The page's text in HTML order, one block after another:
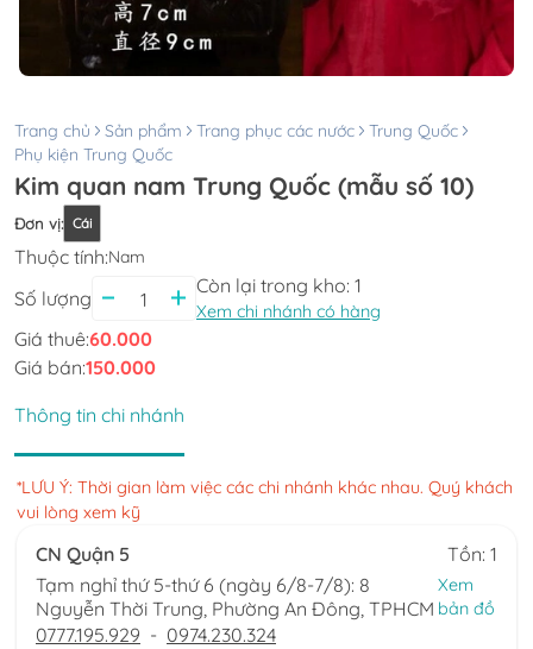
Trang chủ Sản phẩm Trang phục các nước
Trung Quốc
Phụ kiện Trung Quốc
Kim quan nam Trung Quốc (mẫu số 10)
Đơn vị: Cái
Thuộc tính:Nam
Số lượng
Còn lại trong kho: 1
Xem chi nhánh có hàng
Giá thuê:60.000
Giá bán:150.000
Thông tin chi nhánh
*LƯU Ý: Thời gian làm việc các chi nhánh khác nhau. Quý khách
vui lòng xem kỹ
CN Quận 5
Tồn: 1
Tạm nghỉ thứ 5-thứ 6 (ngày 6/8-7/8): 8
Nguyễn Thời Trung, Phường An Đông, TPHCM
Xem
bản đồ
0777.195.929 - 0974.230.324